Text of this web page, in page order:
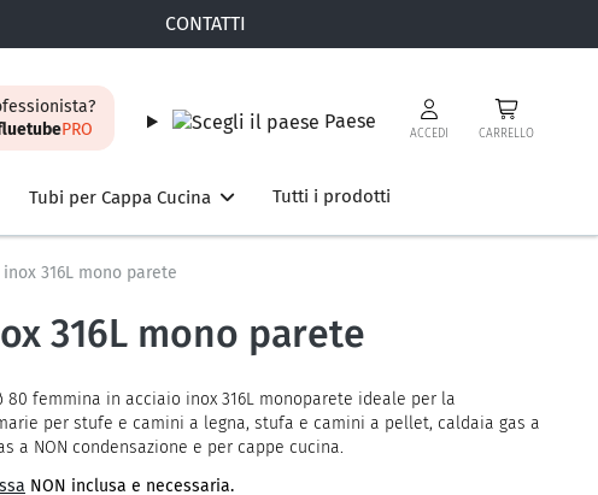
CONTATTI
PRO Paese
ACCEDI CARRELLO
Tubi per Cappa Cucina Tutti i prodotti
316L mono parete
316L mono parete
80 femmina in acciaio inox 316L monoparete ideale per la
per stufe e camini a legna, stufa e camini a pellet, caldaia gas a
a NON condensazione e per cappe cucina.
NON inclusa e necessaria.